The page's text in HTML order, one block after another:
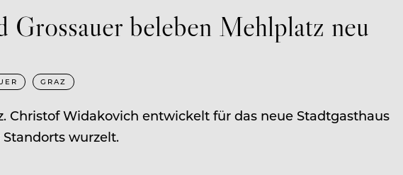
Grossauer beleben Mehlplatz neu
GRAZ
Widakovich entwickelt für das neue Stadtgasthaus
wurzelt.